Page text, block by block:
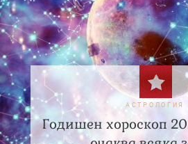
АСТРОЛОГИЯ
Годишен хороскоп